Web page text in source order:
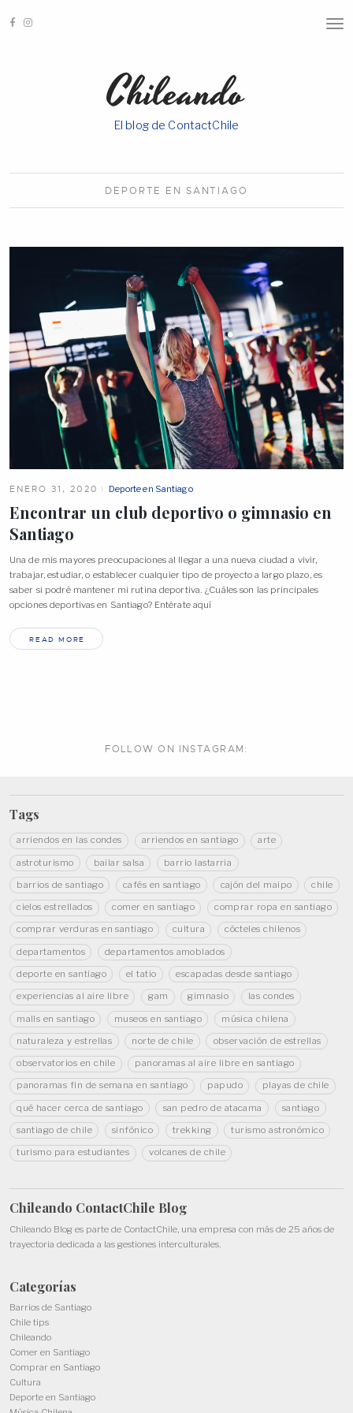
T
T
Chileando
El blog de ContactChile
DEPORTE EN SANTIAGO
ENERO 31, 2020 Deporte en Santiago
Encontrar un club deportivo o gimnasio en
Santiago
Una de mis mayores preocupaciones al llegar a una nueva ciudad a vivir,
trabajar, estudiar, o establecer cualquier tipo de proyecto a largo plazo, es
saber si podré mantener mi rutina deportiva. ¿Cuáles son las principales
opciones deportivas en Santiago? Entérate aquí
READ MORE
FOLLOW ON INSTAGRAM:
Tags
arriendos en las condes arriendos en santiago arte
astroturismo bailar salsa barrio lastarria
barrios de santiago cafés en santiago cajón del maipo chile
cielos estrellados comer en santiago comprar ropa en santiago
comprar verduras en santiago cultura cócteles chilenos
departamentos departamentos amoblados
deporte en santiago el tatio escapadas desde santiago
experiencias al aire libre gam gimnasio las condes
malls en santiago museos en santiago música chilena
naturaleza y estrellas norte de chile observación de estrellas
observatorios en chile panoramas al aire libre en santiago
panoramas fin de semana en santiago papudo playas de chile
qué hacer cerca de santiago san pedro de atacama santiago
santiago de chile sinfónico trekking turismo astronómico
turismo para estudiantes volcanes de chile
Chileando ContactChile Blog
Chileando Blog es parte de ContactChile , una empresa con más de 25 años de
trayectoria dedicada a las gestiones interculturales.
Categorías
Barrios de Santiago
Chile tips
Chileando
Comer en Santiago
Comprar en Santiago
Cultura
Deporte en Santiago